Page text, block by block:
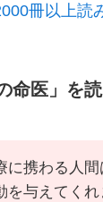
冊以上読
命医」を
に携わる人
を与えてくれ